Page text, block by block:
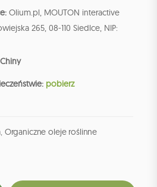
Olium.pl, MOUTON interactive
265, 08-110 Siedlce, NIP:
pobierz
, Organiczne oleje roślinne